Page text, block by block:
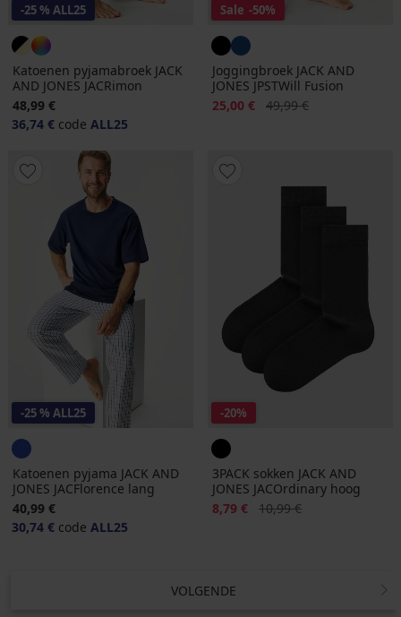
-25 % ALL25
Katoenen pyjamabroek JACK
AND JONES JACRimon
48,99 €
36,74 € code ALL25
Sale -50%
Joggingbroek JACK AND
JONES JPSTWill Fusion
Korting
25,00 € Oorspronkelijke prijs
49,99 €
-25 % ALL25
Katoenen pyjama JACK AND
JONES JACFlorence lang
40,99 €
30,74 € code ALL25
-20%
3PACK sokken JACK AND
JONES JACOrdinary hoog
Korting
8,79 € Oorspronkelijke prijs
10,99 €
VOLGENDE